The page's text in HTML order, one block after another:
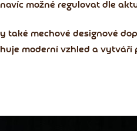
možné regulovat dle
také mechové designové
moderní vzhled a